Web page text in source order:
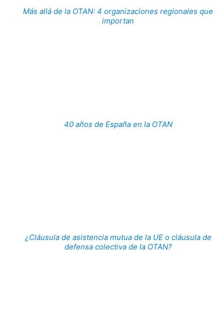
Más allá de la OTAN: 4 organizaciones regionales que
importan
40 años de España en la OTAN
¿Cláusula de asistencia mutua de la UE o cláusula de
defensa colectiva de la OTAN?